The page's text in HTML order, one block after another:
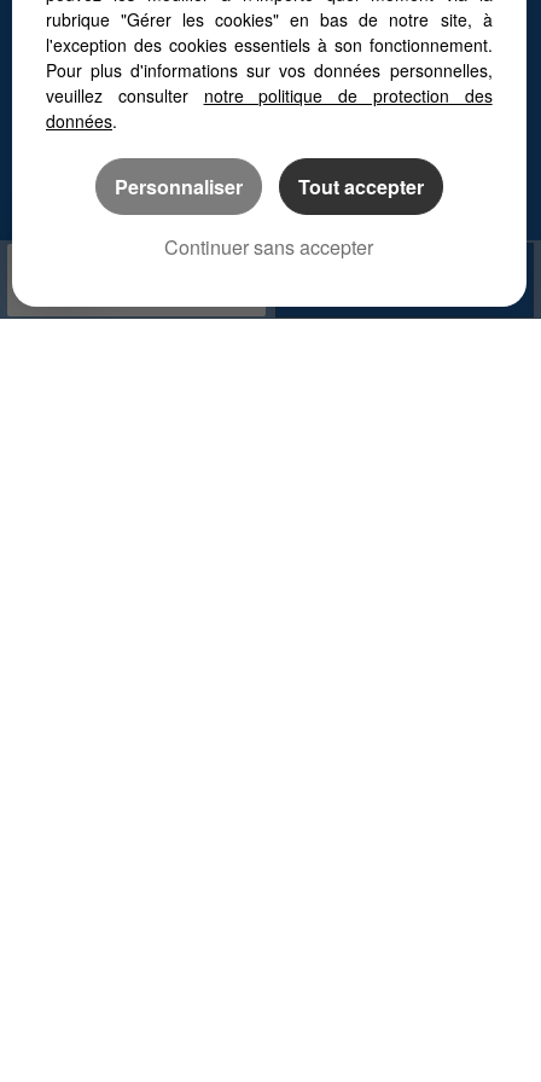
Faites appel à un chasseur immobilier
Vivre autour de Toulouse
Les quartiers de Toulouse
L’immobilier à Vieille-Toulouse
Les maisons au Golf de Palmola
rubrique "Gérer les cookies" en bas de notre site, à
l'exception des cookies essentiels à son fonctionnement.
Pour plus d'informations sur vos données personnelles,
veuillez consulter notre politique de protection des
données.
Personnaliser Tout accepter
Continuer sans accepter